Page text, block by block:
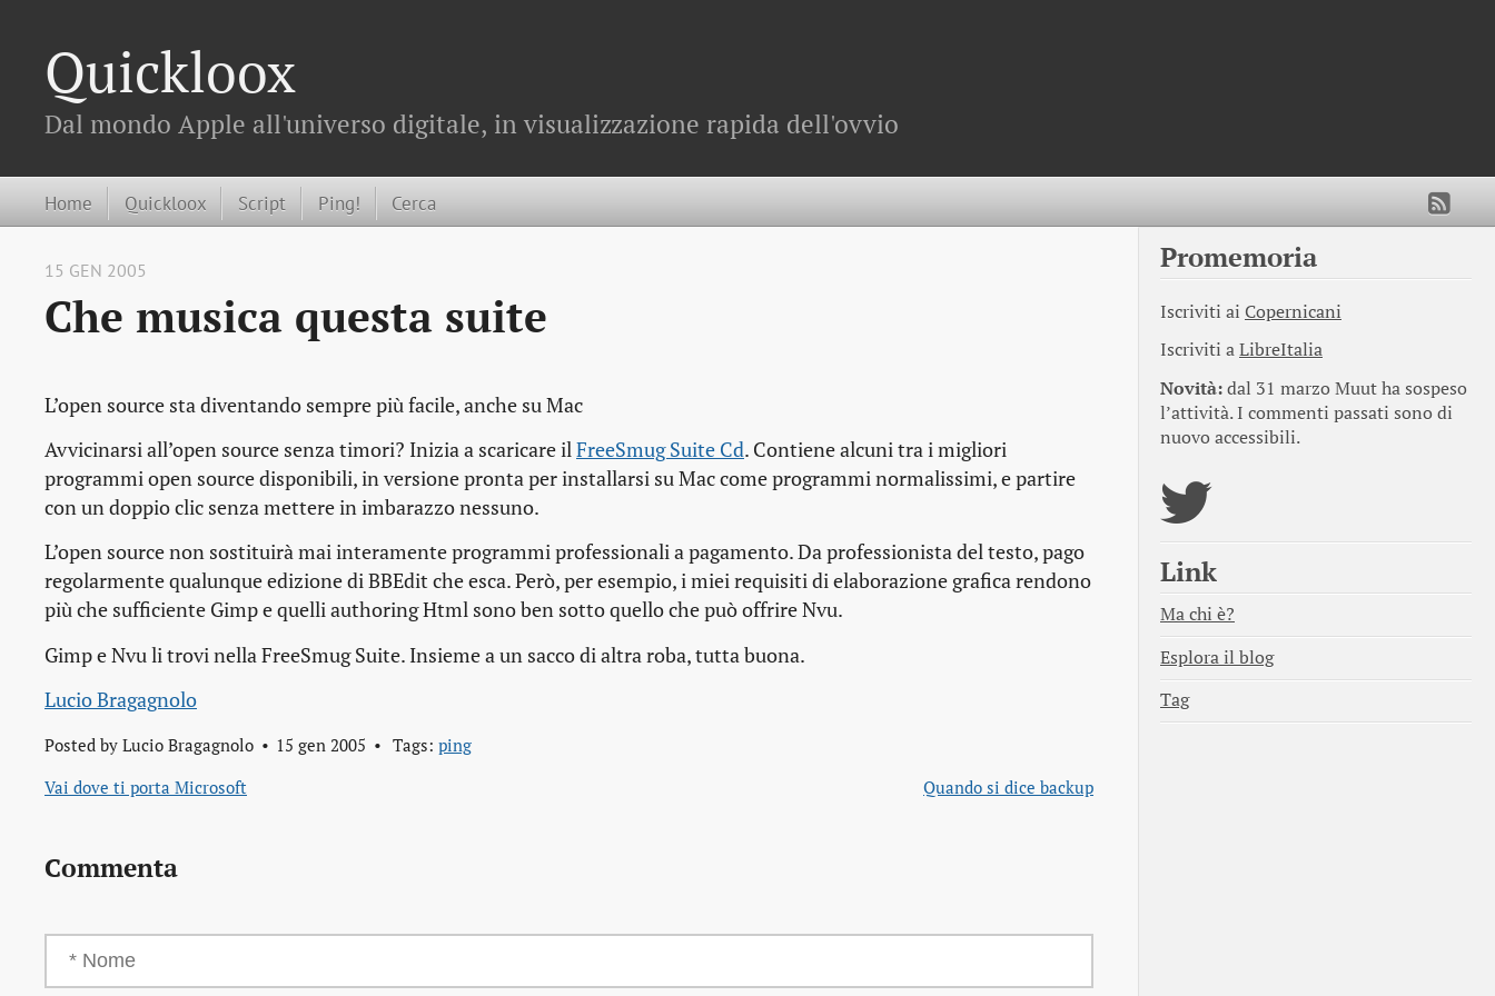
Quickloox
Dal mondo Apple all'universo digitale, in visualizzazione rapida dell'ovvio
Home Quickloox Script Ping! Cerca
15 GEN 2005
Che musica questa suite
L’open source sta diventando sempre più facile, anche su Mac
Avvicinarsi all’open source senza timori? Inizia a scaricare ilFreeSmug Suite Cd. Contiene alcuni tra i migliori
programmi open source disponibili, in versione pronta per installarsi su Mac come programmi normalissimi, e partire
con un doppio clic senza mettere in imbarazzo nessuno.
L’open source non sostituirà mai interamente programmi professionali a pagamento. Da professionista del testo, pago
regolarmente qualunque edizione di BBEdit che esca. Però, per esempio, i miei requisiti di elaborazione grafica rendono
più che sufficiente Gimp e quelli authoring Html sono ben sotto quello che può offrire Nvu.
Gimp e Nvu li trovi nella FreeSmug Suite. Insieme a un sacco di altra roba, tutta buona.
Lucio Bragagnolo
Posted by Lucio Bragagnolo 15 gen 2005 Tags: ping
Vai dove ti porta Microsoft
Quando si dice backup
Commenta
Promemoria
Iscriviti ai Copernicani
Iscriviti aLibreItalia
Novità:dal 31 marzo Muut ha sospeso
l’attività. I commenti passati sono di
nuovo accessibili.
Link
Ma chi è?
Esplora il blog
Tag